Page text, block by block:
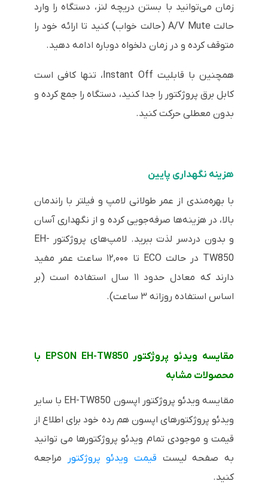
زمان می‌توانید با بستن دریچه لنز، دستگاه را وارد
حالت A/V Mute (حالت خواب) کنید تا ارائه خود را
متوقف کرده و در زمان دلخواه دوباره ادامه دهید.
همچنین با قابلیت Instant Off، تنها کافی است
کابل برق پروژکتور را جدا کنید، دستگاه را جمع کرده و
بدون معطلی حرکت کنید.
هزینه نگهداری پایین
با بهره‌مندی از عمر طولانی لامپ و فیلتر با راندمان
بالا، در هزینه‌ها صرفه‌جویی کرده و از نگهداری آسان
و بدون دردسر لذت ببرید. لامپ‌های پروژکتور EH-
TW850 در حالت ECO تا ۱۲,۰۰۰ ساعت عمر مفید
دارند که معادل حدود ۱۱ سال استفاده است (بر
اساس استفاده روزانه ۳ ساعت).
مقایسه ویدئو پروژکتور EPSON EH-TW850 با
محصولات مشابه
مقایسه ویدئو پروژکتور اپسون EH-TW850 با سایر
ویدئو پروژکتورهای اپسون هم رده خود برای اطلاع از
قیمت و موجودی تمام ویدئو پروژکتورها می توانید
به صفحه لیست قیمت ویدئو پروژکتور
مراجعه
کنید.